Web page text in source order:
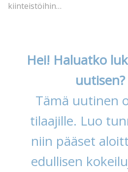
kiinteistöihin…
Hei! Haluatko
uutisen?
Tämä uutinen
tilaajille. Luo
niin pääset
edullisen